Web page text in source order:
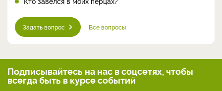
Задать вопрос Все вопросы
Подписывайтесь на нас в соцсетях, чтобы
всегдабыть в курсе событий